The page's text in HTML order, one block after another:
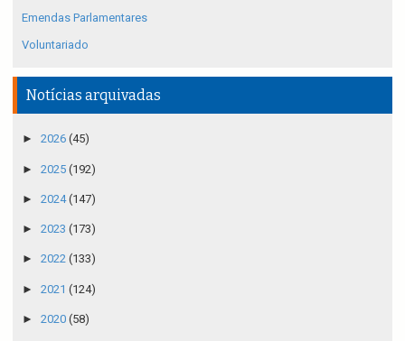
Emendas Parlamentares
Voluntariado
Notícias arquivadas
► 2026 (45)
► 2025 (192)
► 2024(147)
► 2023 (173)
► 2022 (133)
► 2021 (124)
► 2020 (58)